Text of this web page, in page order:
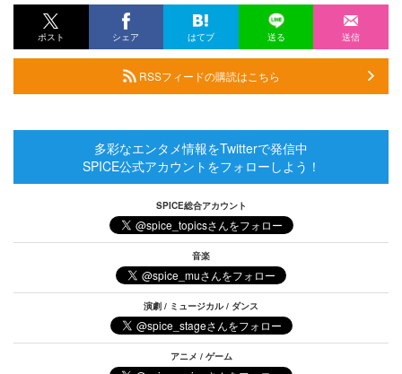
ポスト シェア はてブ 送る 送信
RSSフィードの購読はこちら
多彩なエンタメ情報をTwitterで発信中
SPICE公式アカウントをフォローしよう！
SPICE総合アカウント
音楽
演劇 / ミュージカル / ダンス
アニメ / ゲーム